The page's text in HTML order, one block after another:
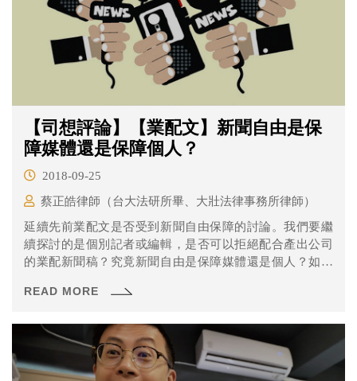
【司想評論】【業配文】新聞自由是保
障媒體還是保障個人？
2018-09-25
蔡正皓律師（台大法研所畢、大壯法律事務所律師）
延續先前業配文是否受到新聞自由保障的討論。我們要繼
續探討的是個別記者或編輯，是否可以拒絕配合產出公司
的業配新聞稿？究竟新聞自由是保障媒體還是個人？如果
一探究竟吧！
READ MORE